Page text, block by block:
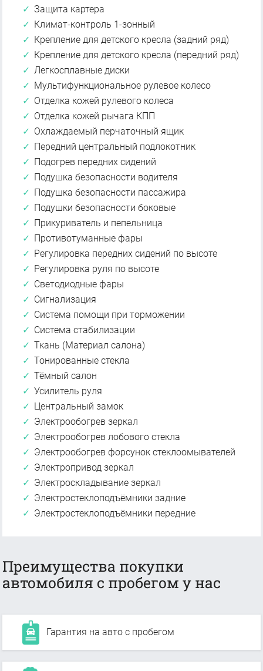
Защита картера
Климат-контроль 1-зонный
Крепление для детского кресла (задний ряд)
Крепление для детского кресла (передний ряд)
Легкосплавные диски
Мультифункциональное рулевое колесо
Отделка кожей рулевого колеса
Отделка кожей рычага КПП
Охлаждаемый перчаточный ящик
Передний центральный подлокотник
Подогрев передних сидений
Подушка безопасности водителя
Подушка безопасности пассажира
Подушки безопасности боковые
Прикуриватель и пепельница
Противотуманные фары
Регулировка передних сидений по высоте
Регулировка руля по высоте
Светодиодные фары
Сигнализация
Система помощи при торможении
Система стабилизации
Ткань (Материал салона)
Тонированные стекла
Тёмный салон
Усилитель руля
Центральный замок
Электрообогрев зеркал
Электрообогрев лобового стекла
Электрообогрев форсунок стеклоомывателей
Электропривод зеркал
Электроскладывание зеркал
Электростеклоподъёмники задние
Электростеклоподъёмники передние
Преимущества покупки
автомобиля с пробегом у нас
Гарантия на авто с пробегом